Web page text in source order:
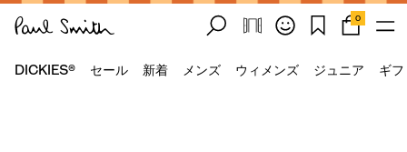
0
DICKIES® セール 新着 メンズ ウィメンズ ジュニア ギ